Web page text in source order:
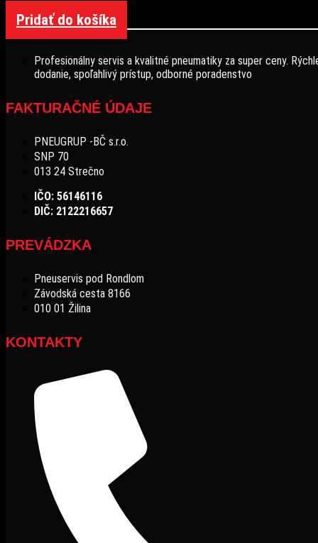
Pridať do košíka
Profesionálny servis a kvalitné pneumatiky za super ceny.
dodanie, spoľahlivý prístup, odborné poradenstvo
FAKTURAČNÉ ÚDAJE
PNEUGRUP -BČ s.r.o.
SNP 70
013 24 Strečno
IČO: 56146116
DIČ: 2122216657
PREVÁDZKA
Pneuservis pod Rondlom
Závodská cesta 8166
010 01 Žilina
KONTAKTY